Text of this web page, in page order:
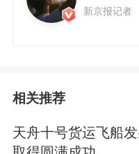
新京报记者
相关推荐
天舟十号货运飞船